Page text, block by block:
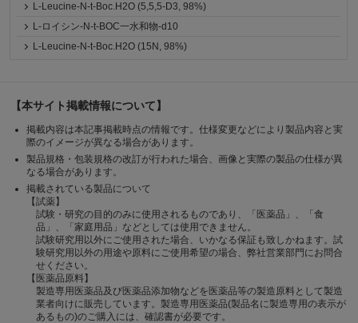
L-Leucine-N-t-Boc.H2O (5,5,5-D3, 98%)
L-ロイシン-N-t-BOC一水和物-d10
L-Leucine-N-t-Boc.H2O (15N, 98%)
【本サイト掲載情報について】
掲載内容は本記事掲載時点の情報です。仕様変更などにより製品内容と実
際のイメージが異なる場合があります。
製品規格・包装規格の改訂が行われた場合、画像と実際の製品の仕様が異
なる場合があります。
掲載されている製品について
【試薬】
試験・研究の目的のみに使用されるものであり、「医薬品」、「食
品」、「家庭用品」などとしては使用できません。
試験研究用以外にご使用された場合、いかなる保証も致しかねます。試
験研究用以外の用途や原料にご使用希望の場合、弊社営業部門にお問合
せください。
【医薬品原料】
製造専用医薬品及び医薬品添加物などを医薬品等の製造原料として製造
業者向けに販売しています。製造専用医薬品(製品名に製造専用の表示が
あるもの)のご購入には、確認書が必要です。